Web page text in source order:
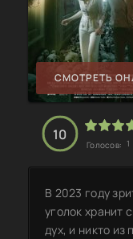
СМОТРЕТЬ
10
Голосов: 1
В 2023 году
уголок хранит
дух, и никто